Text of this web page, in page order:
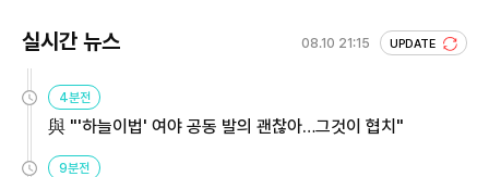
실시간 뉴스 08.10 21:15 UPDATE
4분전
與 "'하늘이법' 여야 공동 발의 괜찮아…그것이 협치"
9분전